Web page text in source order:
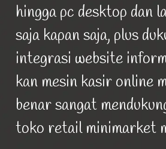
hingga pc desktop dan
saja kapan saja, plus
integrasi website
kan mesin kasir online
benar sangat
toko retail minimarket